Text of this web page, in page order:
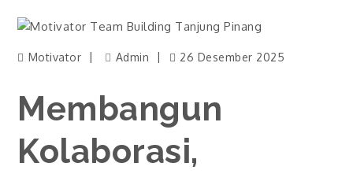
Motivator Admin 26 Desember 2025
Membangun
Kolaborasi,